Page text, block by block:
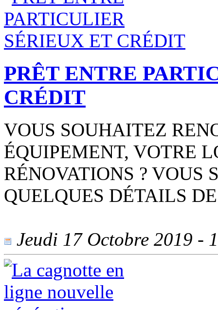
PRÊT ENTRE
CRÉDIT
VOUS SOUHAITEZ
ÉQUIPEMENT, VOTRE
RÉNOVATIONS ? VOUS
QUELQUES DÉTAILS
Jeudi 17 Octobre 2019 -